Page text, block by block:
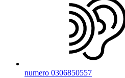
numero 0306850557